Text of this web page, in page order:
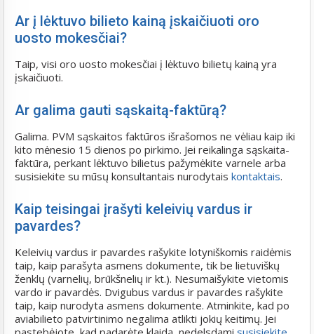
Ar į lėktuvo bilieto kainą įskaičiuoti oro
uosto mokesčiai?
Taip, visi oro uosto mokesčiai į lėktuvo bilietų kainą yra
įskaičiuoti.
Ar galima gauti sąskaitą-faktūrą?
Galima. PVM sąskaitos faktūros išrašomos ne vėliau kaip iki
kito mėnesio 15 dienos po pirkimo. Jei reikalinga sąskaita-
faktūra, perkant lėktuvo bilietus pažymėkite varnele arba
susisiekite su mūsų konsultantais nurodytais kontaktais.
Kaip teisingai įrašyti keleivių vardus ir
pavardes?
Keleivių vardus ir pavardes rašykite lotyniškomis raidėmis
taip, kaip parašyta asmens dokumente, tik be lietuviškų
ženklų (varnelių, brūkšnelių ir kt.). Nesumaišykite vietomis
vardo ir pavardės. Dvigubus vardus ir pavardes rašykite
taip, kaip nurodyta asmens dokumente. Atminkite, kad po
aviabilieto patvirtinimo negalima atlikti jokių keitimų. Jei